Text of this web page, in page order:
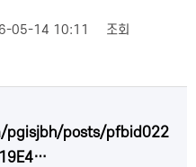
05-14 10:11
조회
pgisjbh/posts/pfbid022